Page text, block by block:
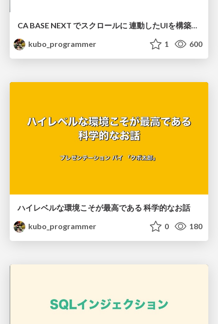
CA BASE NEXT でスクロールに 連動したUIを構築した話
kubo_programmer
1 600
ハイレベルな環境こそが最高である 科学的なお話
kubo_programmer
0 180